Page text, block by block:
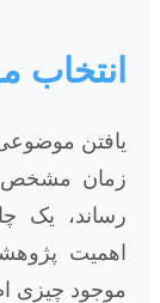
انتخاب
یافتن
زمان مشخص
رساند، یک
اهمیت
موجود چیزی